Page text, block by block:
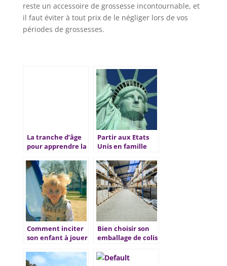
reste un accessoire de grossesse incontournable, et
il faut éviter à tout prix de le négliger lors de vos
périodes de grossesses.
La tranche d’âge
pour apprendre la
adulte
Partir aux Etats
Unis en famille
Comment inciter
son enfant à jouer
Bien choisir son
emballage de colis